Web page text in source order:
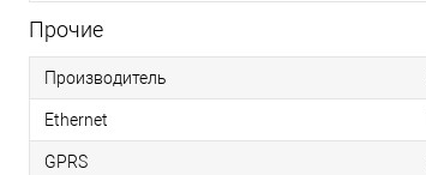
Прочие
Производитель
Ethernet
GPRS